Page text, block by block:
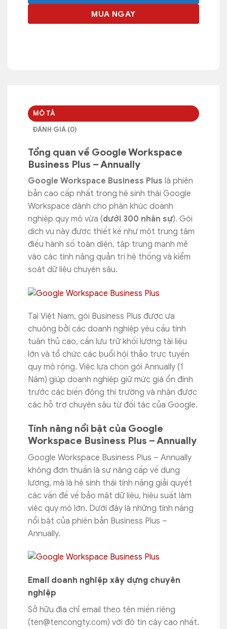
MUA NGAY
MÔ TẢ
ĐÁNH GIÁ (0)
Tổng quan về Google Workspace
Business Plus – Annually
Google Workspace Business Plus là phiên
bản cao cấp nhất trong hệ sinh thái Google
Workspace dành cho phân khúc doanh
nghiệp quy mô vừa (dưới 300 nhân sự). Gói
dịch vụ này được thiết kế như một trung tâm
điều hành số toàn diện, tập trung mạnh mẽ
vào các tính năng quản trị hệ thống và kiểm
soát dữ liệu chuyên sâu.
Tại Việt Nam, gói Business Plus được ưa
chuộng bởi các doanh nghiệp yêu cầu tính
tuân thủ cao, cần lưu trữ khối lượng tài liệu
lớn và tổ chức các buổi hội thảo trực tuyến
quy mô rộng. Việc lựa chọn gói Annually (1
Năm) giúp doanh nghiệp giữ mức giá ổn định
trước các biến động thị trường và nhận được
các hỗ trợ chuyên sâu từ đối tác của Google.
Tính năng nổi bật của Google
Workspace Business Plus – Annually
Google Workspace Business Plus – Annually
không đơn thuần là sự nâng cấp về dung
lượng, mà là hệ sinh thái tính năng giải quyết
các vấn đề về bảo mật dữ liệu, hiệu suất làm
việc quy mô lớn. Dưới đây là những tính năng
nổi bật của phiên bản Business Plus –
Annually.
Email doanh nghiệp xây dựng chuyên
nghiệp
Sở hữu địa chỉ email theo tên miền riêng
(ten@tencongty.com) với độ tin cậy cao nhất.